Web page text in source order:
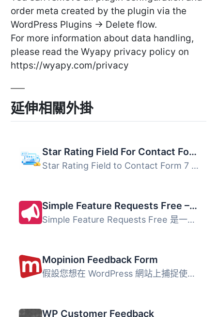
order meta created by the plugin via the
WordPress Plugins → Delete flow.
For more information about data handling,
please read the Wyapy privacy policy on
https://wyapy.com/privacy
延伸相關外掛
Star Rating Field For Contact Form 7
Star Rating Field to Contact Form 7 （評分欄位插件）是一...
Simple Feature Requests Free – User Feedback Board
Simple Feature Requests Free 是一款幫助網站管理用戶反饋與...
Mopinion Feedback Form
假設您想在 WordPress 網站上捕捉使用者反饋，這個 Feedback ...
WP Customer Feedback